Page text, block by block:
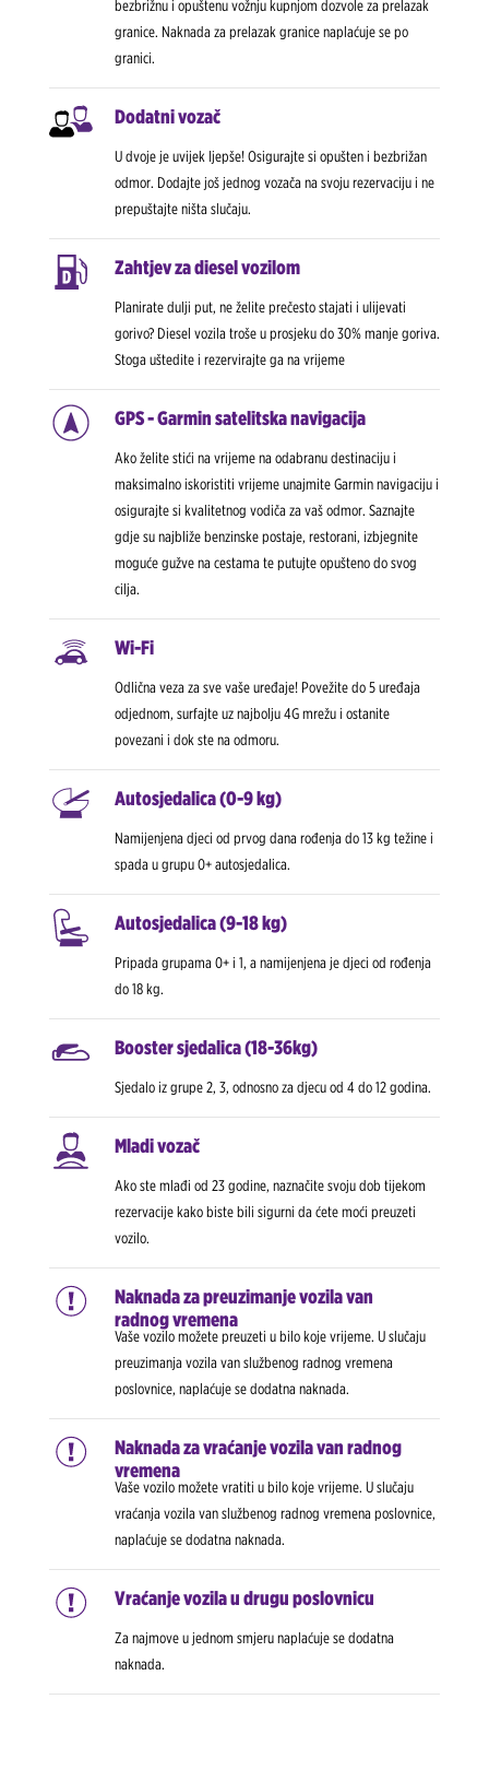
bezbrižnu i opuštenu vožnju kupnjom dozvole za prelazak
granice. Naknada za prelazak granice naplaćuje se po
granici.
Dodatni vozač
U dvoje je uvijek ljepše! Osigurajte si opušten i bezbrižan
odmor. Dodajte još jednog vozača na svoju rezervaciju i ne
prepuštajte ništa slučaju.
Zahtjev za diesel vozilom
Planirate dulji put, ne želite prečesto stajati i ulijevati
gorivo? Diesel vozila troše u prosjeku do 30% manje goriva.
Stoga uštedite i rezervirajte ga na vrijeme
GPS - Garmin satelitska navigacija
Ako želite stići na vrijeme na odabranu destinaciju i
maksimalno iskoristiti vrijeme unajmite Garmin navigaciju i
osigurajte si kvalitetnog vodiča za vaš odmor. Saznajte
gdje su najbliže benzinske postaje, restorani, izbjegnite
moguće gužve na cestama te putujte opušteno do svog
cilja.
Wi-Fi
Odlična veza za sve vaše uređaje! Povežite do 5 uređaja
odjednom, surfajte uz najbolju 4G mrežu i ostanite
povezani i dok ste na odmoru.
Autosjedalica (0-9 kg)
Namijenjena djeci od prvog dana rođenja do 13 kg težine i
spada u grupu 0+ autosjedalica.
Autosjedalica (9-18 kg)
Pripada grupama 0+ i 1, a namijenjena je djeci od rođenja
do 18 kg.
Booster sjedalica (18-36kg)
Sjedalo iz grupe 2, 3, odnosno za djecu od 4 do 12 godina.
Mladi vozač
Ako ste mlađi od 23 godine, naznačite svoju dob tijekom
rezervacije kako biste bili sigurni da ćete moći preuzeti
vozilo.
Naknada za preuzimanje vozila van
radnog vremena
Vaše vozilo možete preuzeti u bilo koje vrijeme. U slučaju
preuzimanja vozila van službenog radnog vremena
poslovnice, naplaćuje se dodatna naknada.
Naknada za vraćanje vozila van radnog
vremena
Vaše vozilo možete vratiti u bilo koje vrijeme. U slučaju
vraćanja vozila van službenog radnog vremena poslovnice,
naplaćuje se dodatna naknada.
Vraćanje vozila u drugu poslovnicu
Za najmove u jednom smjeru naplaćuje se dodatna
naknada.